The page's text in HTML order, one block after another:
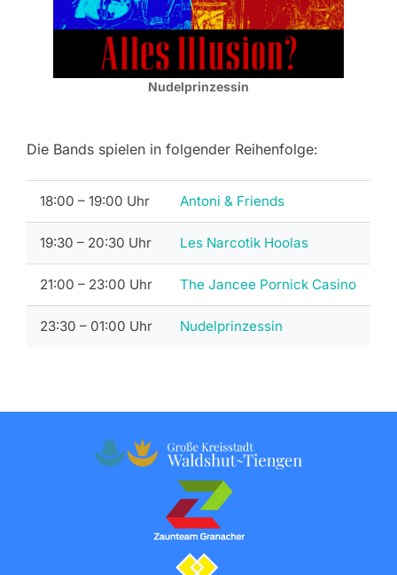
Nudelprinzessin
Die Bands spielen in folgender Reihenfolge:
18:00 – 19:00 Uhr Antoni & Friends
19:30 – 20:30 Uhr Les Narcotik Hoolas
21:00 – 23:00 Uhr The Jancee Pornick Casino
23:30 – 01:00 Uhr Nudelprinzessin